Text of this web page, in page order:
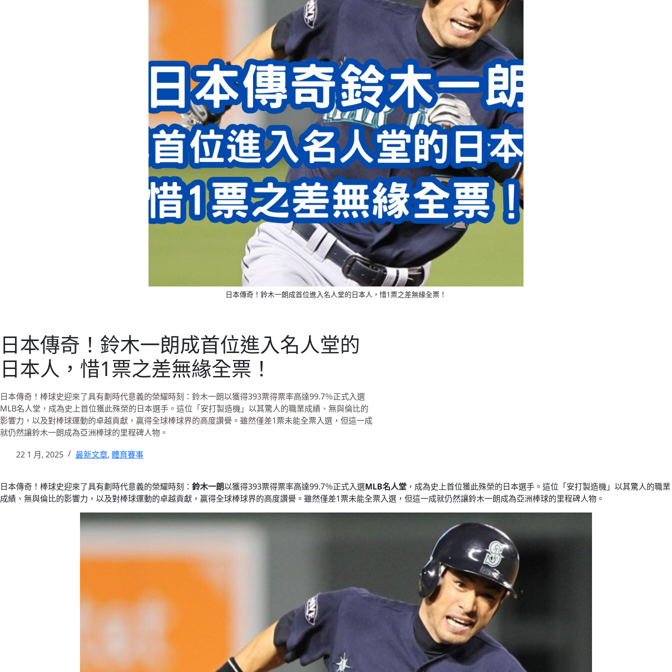
日本傳奇！鈴木一朗成首位進入名人堂的日本人，惜1票之差無緣全票！
日本傳奇！鈴木一朗成首位進入名人堂的
日本人，惜1票之差無緣全票！
日本傳奇！棒球史迎來了具有劃時代意義的榮耀時刻：鈴木一朗以獲得393票得票率高達99.7％正式入選
MLB名人堂，成為史上首位獲此殊榮的日本選手。這位「安打製造機」以其驚人的職業成績、無與倫比的
影響力，以及對棒球運動的卓越貢獻，贏得全球棒球界的高度讚譽。雖然僅差1票未能全票入選，但這一成
就仍然讓鈴木一朗成為亞洲棒球的里程碑人物。
22 1 月, 2025
最新文章, 體育賽事
日本傳奇！棒球史迎來了具有劃時代意義的榮耀時刻： 鈴木一朗以獲得393票得票率高達99.7％正式入選MLB名人堂 ，成為史上首位獲此殊榮的日本選手。這位「安打製造機」以其驚人的職業
成績、無與倫比的影響力，以及對棒球運動的卓越貢獻，贏得全球棒球界的高度讚譽。雖然僅差1票未能全票入選，但這一成就仍然讓鈴木一朗成為亞洲棒球的里程碑人物。